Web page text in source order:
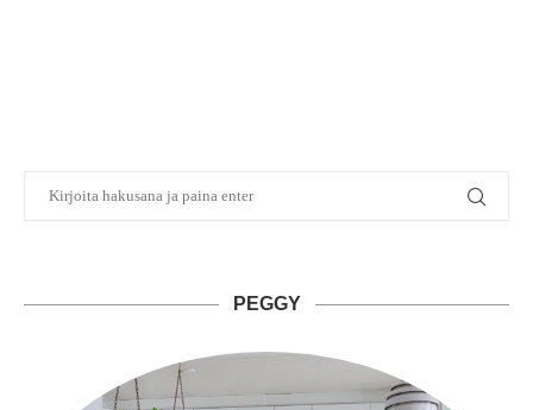
PEGGY